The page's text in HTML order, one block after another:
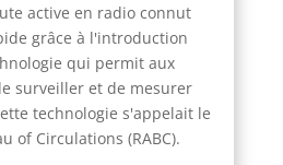
active en radio connut
grâce à l'introduction
qui permit aux
surveiller et de mesurer
technologie s'appelait le
of Circulations (RABC).